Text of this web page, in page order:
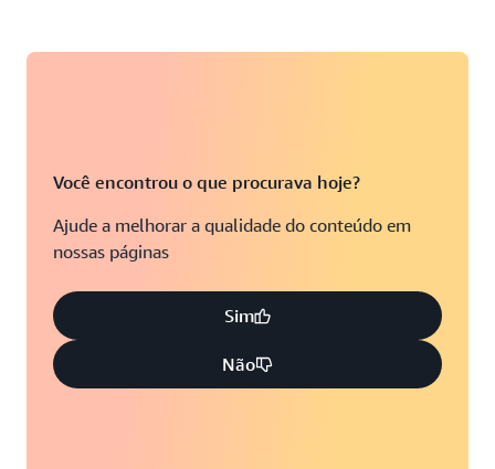
Você encontrou o que procurava hoje?
Ajude a melhorar a qualidade do conteúdo em
nossas páginas
Sim
Não